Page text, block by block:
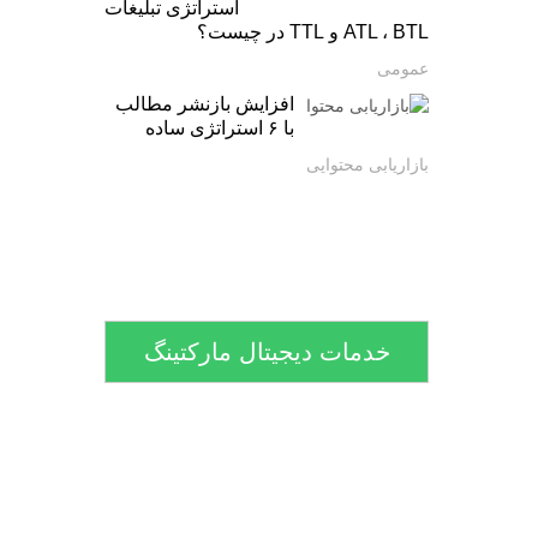
استراتژی تبلیغات
ATL ، BTL و TTL در چیست؟
عمومی
افزایش بازنشر مطالب
با ۶ استراتژی ساده
بازاریابی محتوایی
خدمات دیجیتال مارکتینگ